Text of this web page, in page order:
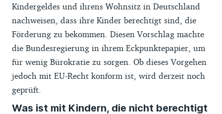
Kindergeldes und ihrens Wohnsitz in Deutschland
nachweisen, dass ihre Kinder berechtigt sind, die
Förderung zu bekommen. Diesen Vorschlag machte
die Bundesregierung in ihrem Eckpunktepapier, um
für wenig Bürokratie zu sorgen. Ob dieses Vorgehen
jedoch mit EU-Recht konform ist, wird derzeit noch
geprüft.
Was ist mit Kindern, die nicht berechtigt